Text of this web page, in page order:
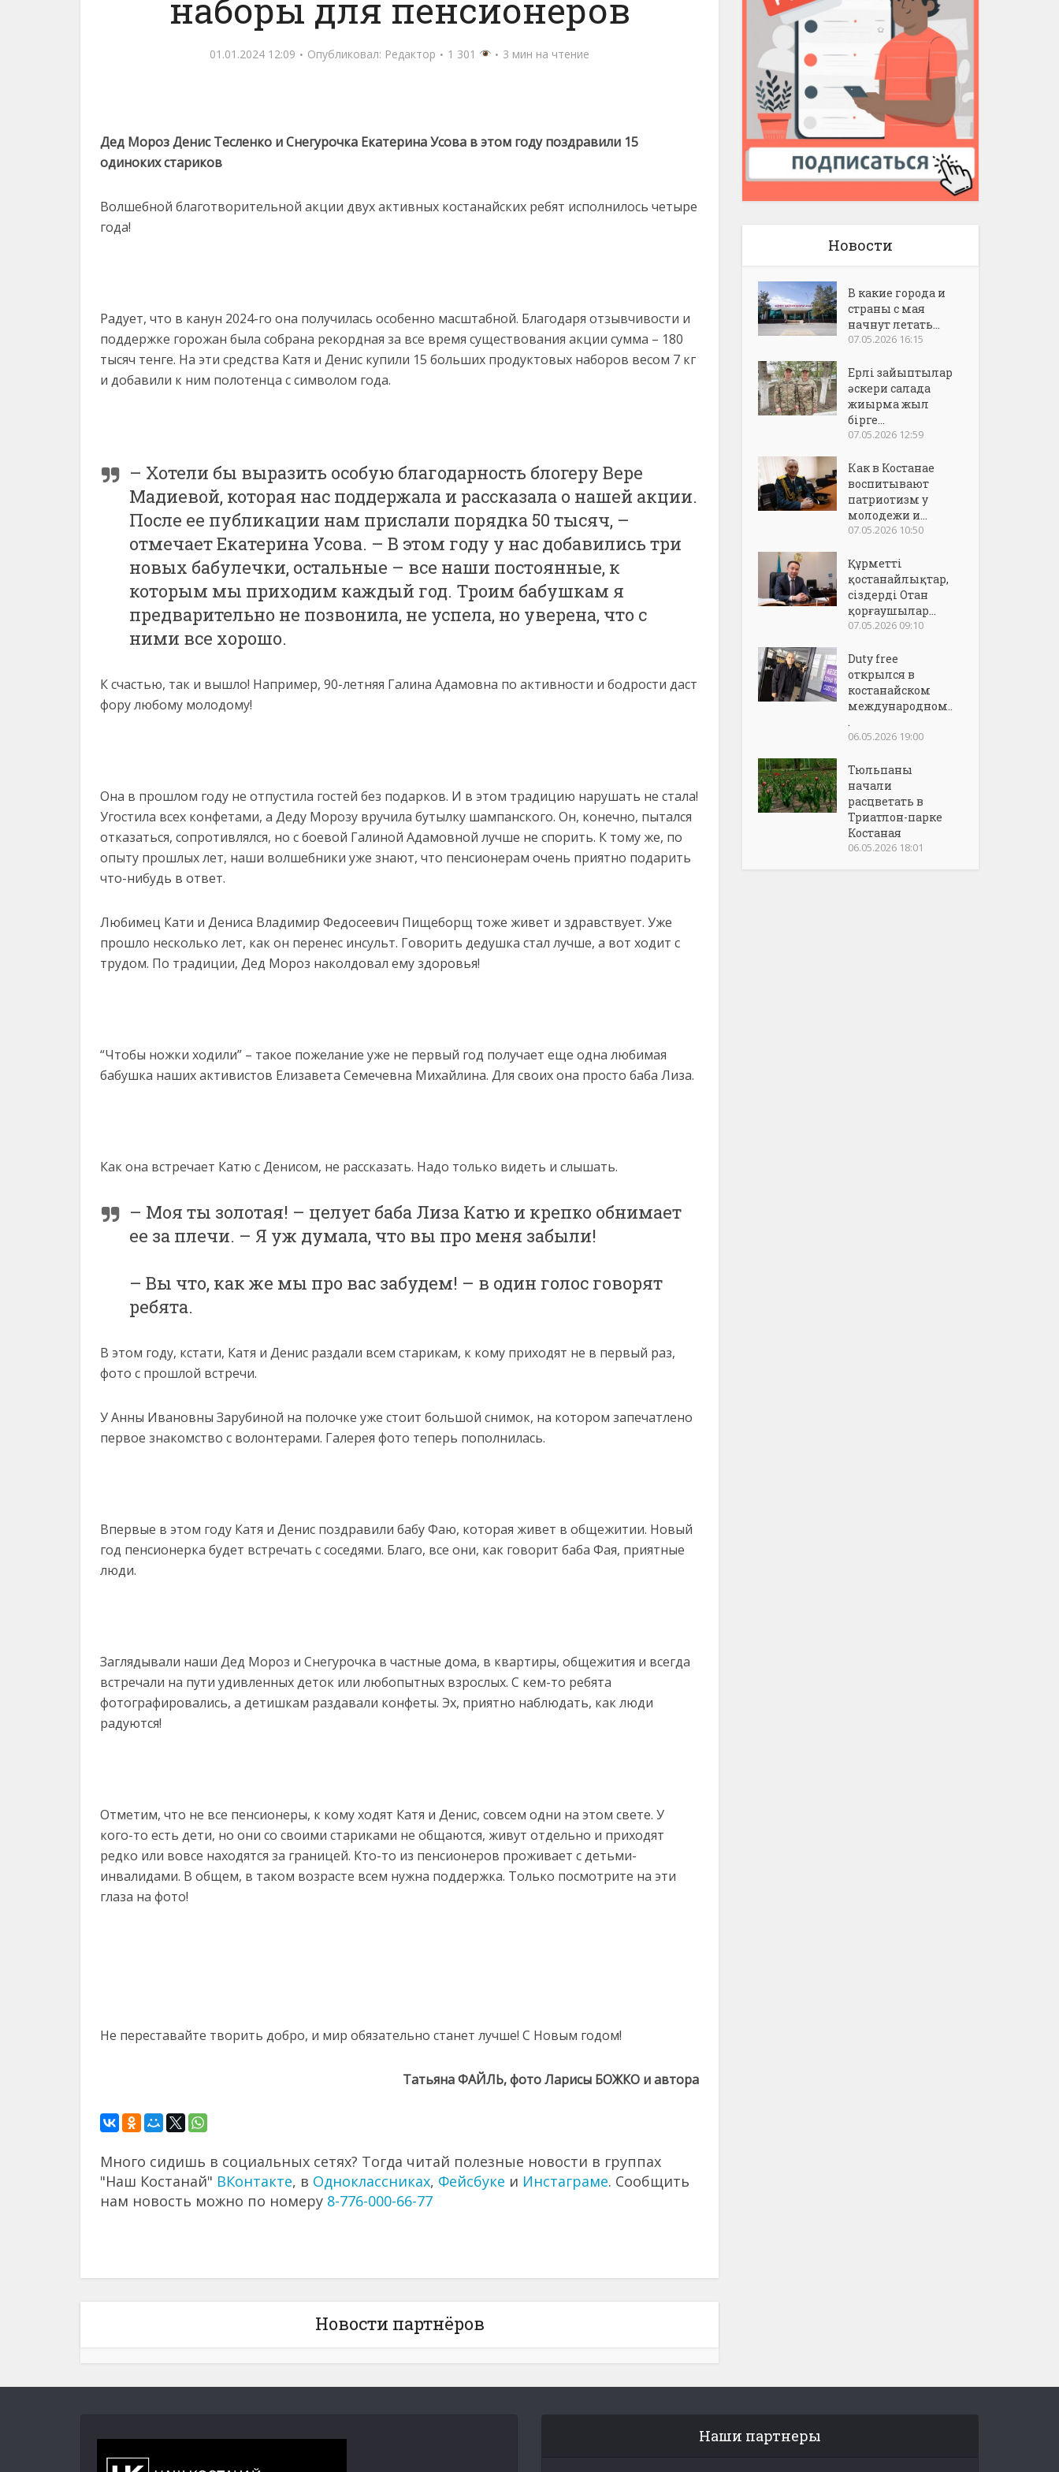
наборы для пенсионеров
01.01.2024 12:09 Опубликовал: Редактор 1 301 3 мин на чтение
Дед Мороз Денис Тесленко и Снегурочка Екатерина Усова в этом году поздравили 15
одиноких стариков
Волшебной благотворительной акции двух активных костанайских ребят исполнилось четыре
года!
Радует, что в канун 2024-го она получилась особенно масштабной. Благодаря отзывчивости и
поддержке горожан была собрана рекордная за все время существования акции сумма – 180
тысяч тенге. На эти средства Катя и Денис купили 15 больших продуктовых наборов весом 7 кг
и добавили к ним полотенца с символом года.
– Хотели бы выразить особую благодарность блогеру Вере
Мадиевой, которая нас поддержала и рассказала о нашей акции.
После ее публикации нам прислали порядка 50 тысяч, –
отмечает Екатерина Усова. – В этом году у нас добавились три
новых бабулечки, остальные – все наши постоянные, к
которым мы приходим каждый год. Троим бабушкам я
предварительно не позвонила, не успела, но уверена, что с
ними все хорошо.
К счастью, так и вышло! Например, 90-летняя Галина Адамовна по активности и бодрости даст
фору любому молодому!
Она в прошлом году не отпустила гостей без подарков. И в этом традицию нарушать не стала!
Угостила всех конфетами, а Деду Морозу вручила бутылку шампанского. Он, конечно, пытался
отказаться, сопротивлялся, но с боевой Галиной Адамовной лучше не спорить. К тому же, по
опыту прошлых лет, наши волшебники уже знают, что пенсионерам очень приятно подарить
что-нибудь в ответ.
Любимец Кати и Дениса Владимир Федосеевич Пищеборщ тоже живет и здравствует. Уже
прошло несколько лет, как он перенес инсульт. Говорить дедушка стал лучше, а вот ходит с
трудом. По традиции, Дед Мороз наколдовал ему здоровья!
“Чтобы ножки ходили” – такое пожелание уже не первый год получает еще одна любимая
бабушка наших активистов Елизавета Семечевна Михайлина. Для своих она просто баба Лиза.
Как она встречает Катю с Денисом, не рассказать. Надо только видеть и слышать.
– Моя ты золотая! – целует баба Лиза Катю и крепко обнимает
ее за плечи. – Я уж думала, что вы про меня забыли!
– Вы что, как же мы про вас забудем! – в один голос говорят
ребята.
В этом году, кстати, Катя и Денис раздали всем старикам, к кому приходят не в первый раз,
фото с прошлой встречи.
У Анны Ивановны Зарубиной на полочке уже стоит большой снимок, на котором запечатлено
первое знакомство с волонтерами. Галерея фото теперь пополнилась.
Впервые в этом году Катя и Денис поздравили бабу Фаю, которая живет в общежитии. Новый
год пенсионерка будет встречать с соседями. Благо, все они, как говорит баба Фая, приятные
люди.
Заглядывали наши Дед Мороз и Снегурочка в частные дома, в квартиры, общежития и всегда
встречали на пути удивленных деток или любопытных взрослых. С кем-то ребята
фотографировались, а детишкам раздавали конфеты. Эх, приятно наблюдать, как люди
радуются!
Отметим, что не все пенсионеры, к кому ходят Катя и Денис, совсем одни на этом свете. У
кого-то есть дети, но они со своими стариками не общаются, живут отдельно и приходят
редко или вовсе находятся за границей. Кто-то из пенсионеров проживает с детьми-
инвалидами. В общем, в таком возрасте всем нужна поддержка. Только посмотрите на эти
глаза на фото!
Не переставайте творить добро, и мир обязательно станет лучше! С Новым годом!
Татьяна ФАЙЛЬ, фото Ларисы БОЖКО и автора
Много сидишь в социальных сетях? Тогда читай полезные новости в группах
"Наш Костанай" ВКонтакте, в Одноклассниках, Фейсбуке и Инстаграме. Сообщить
нам новость можно по номеру 8-776-000-66-77
Новости партнёров
Новости
В какие города и
страны с мая
начнут летать...
07.05.2026 16:15
Ерлі зайыптылар
әскери салада
жиырма жыл
бірге...
07.05.2026 12:59
Как в Костанае
воспитывают
патриотизм у
молодежи и...
07.05.2026 10:50
Құрметті
қостанайлықтар,
сіздерді Отан
қорғаушылар...
07.05.2026 09:10
Duty free
открылся в
костанайском
международном..
.
06.05.2026 19:00
Тюльпаны
начали
расцветать в
Триатлон-парке
Костаная
06.05.2026 18:01
Наши партнеры